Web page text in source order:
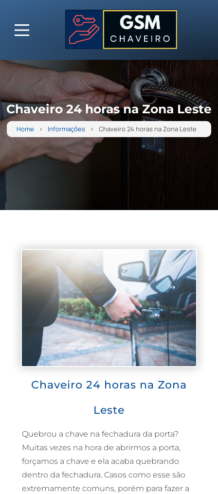
Chaveiro 24 horas na Zona Leste
Home Informações Chaveiro 24 horas na Zona Leste
Chaveiro 24 horas na Zona
Leste
Quebrou a chave na fechadura da porta?
Muitas vezes na hora de abrirmos a porta,
forçamos a chave e ela acaba quebrando
dentro da fechadura. Casos como esse são
extremamente comuns, porém para fazer a